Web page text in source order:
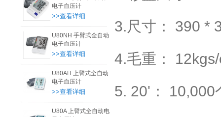
电子血压计
>>查看详细
U80NH 手臂式全自动
电子血压计
>>查看详细
U80AH 上臂式全自动
电子血压计
>>查看详细
U80A 上臂式全自动电
3.尺寸： 390 *
4.毛重：
5. 20'： 10,000